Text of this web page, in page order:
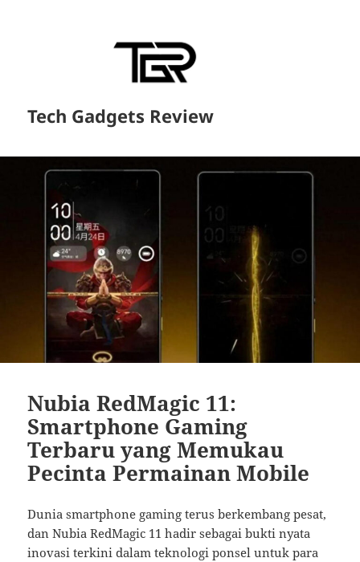
Tech Gadgets Review
Nubia RedMagic 11:
Smartphone Gaming
Terbaru yang Memukau
Pecinta Permainan Mobile
Dunia smartphone gaming terus berkembang pesat,
dan Nubia RedMagic 11 hadir sebagai bukti nyata
inovasi terkini dalam teknologi ponsel untuk para